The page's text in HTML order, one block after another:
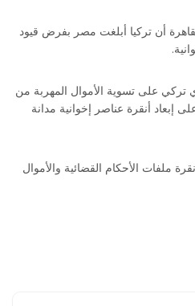
أن تركيا أبلغت مصر بفرض قيود
على تسوية الأموال المهربة من
إبعاد أنقرة عناصر إخوانية مدانة
ملفات الأحكام القضائية والأموال